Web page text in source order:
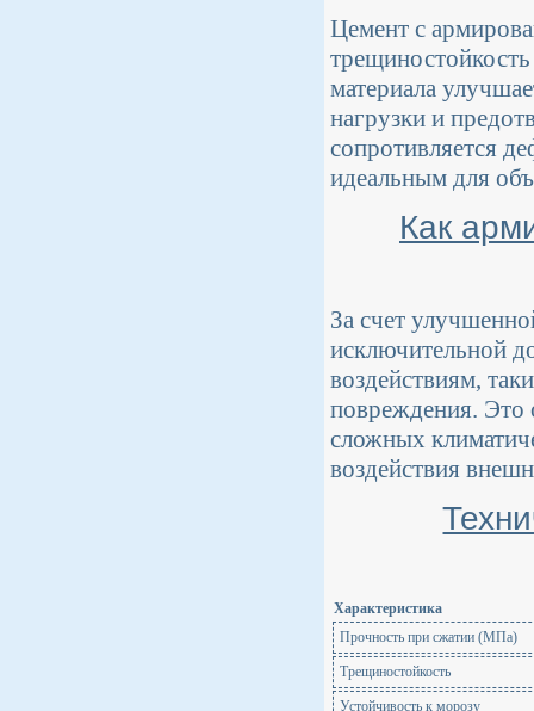
Цемент с
материала
нагрузки и
сопротивляется
идеальным для
Как
За счет
исключительной
воздействиям,
повреждения. Это
сложных
воздействия
Характеристика
Прочность при сжатии (МПа)
Трещиностойкость
Устойчивость к морозу